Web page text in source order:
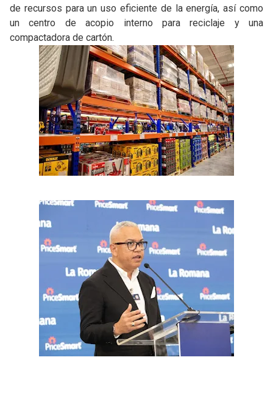
de recursos para un uso eficiente de la energía, así como
un centro de acopio interno para reciclaje y una
compactadora de cartón.